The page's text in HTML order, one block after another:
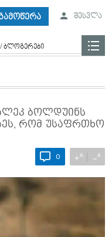
შესვლა
ბლოგერები
ბოლდუინს
რომ უსაფრთხო
0 +A −A